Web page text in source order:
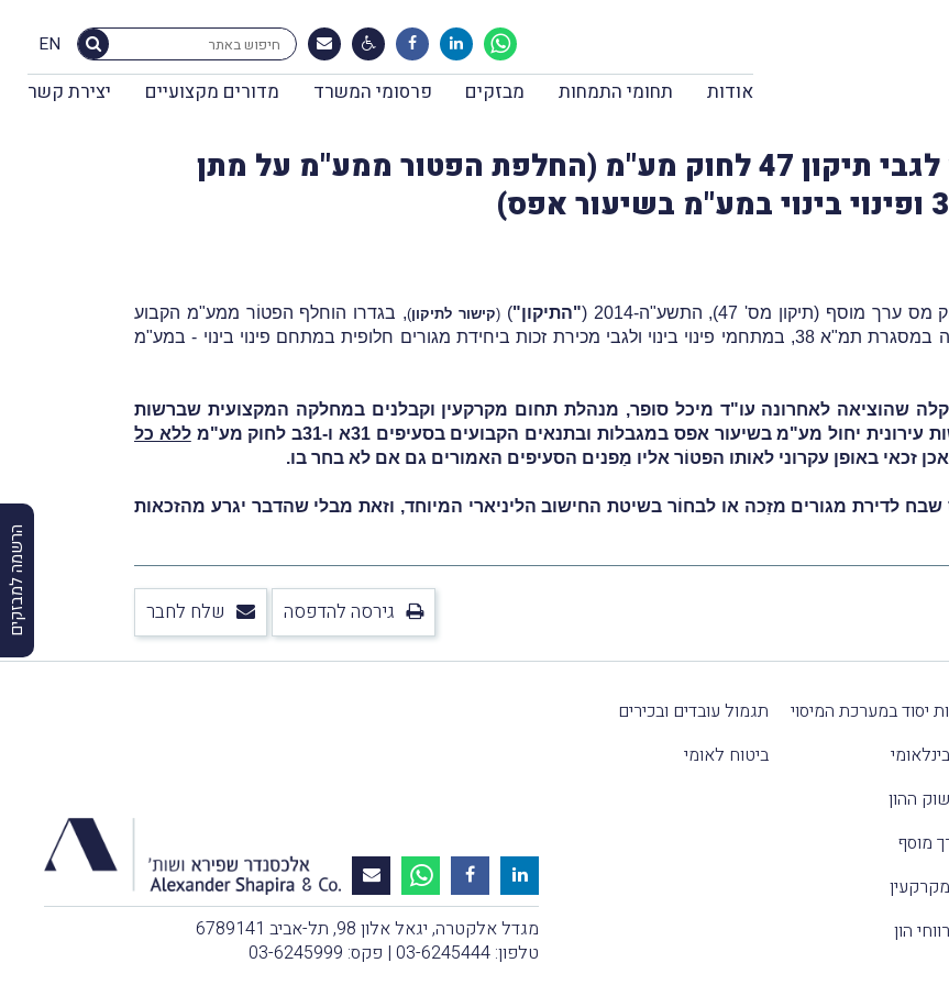
EN
אודות תחומי התמחות מבזקים פרסומי המשרד מדורים מקצועיים יצירת קשר
הרשמה למבזקים
הבהרה מקלה של רשויות המס לגבי תיקון 47 לחוק מע"מ (החלפת הפטור ממע"מ על מתן
מס ערך מוסף (תיקון מס' 47), התשע"ה-2014 ( "התיקון")
(קישור לתיקון), בגדרו הוחלף הפטוֹר ממע"מ הקבוע
בסעיפים 31א ו-31ב לחוק מע"מ לגבי מתן שירותי בנייה במסגרת תמ"א 38, במתחמי פינוי בינוי ולגבי מכירת זכות ביחידת מגורים חלופית במתחם פינוי בינוי - במע"מ
שהוציאה לאחרונה עו"ד מיכל סופר, מנהלת תחום מקרקעין וקבלנים במחלקה המקצועית שברשות
יחול מע"מ בשיעור אפס במגבלות ובתנאים הקבועים בסעיפים 31א ו-31ב לחוק מע"מ
ללא כל
זכאי באופן עקרוני לאותו הפטוֹר אליו מַפנים הסעיפים האמורים גם אם לא בחר בו.
לדירת מגורים מזַכה או לבחוֹר בשיטת החישוב הליניארי המיוחד, וזאת מבלי שהדבר יגרע מהזכאות
גירסה להדפסה שלח לחבר
יסוד במערכת המיסוי
ההון
מוסף
הון
תגמול עובדים ובכירים
ביטוח לאומי
מגדל אלקטרה, יגאל אלון 98, תל-אביב 6789141
טלפון: 03-6245444 | פקס: 03-6245999